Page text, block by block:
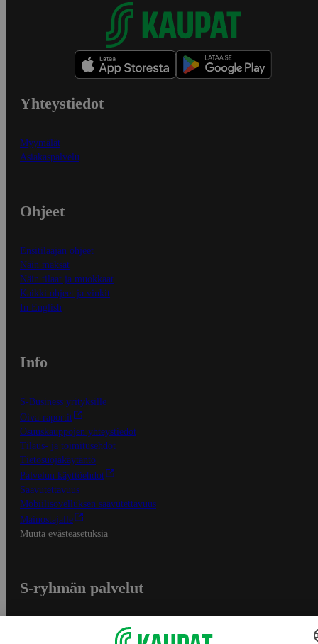
Yhteystiedot
Myymälät
Asiakaspalvelu
Ohjeet
Ensitilaajan ohjeet
Näin maksat
Näin tilaat ja muokkaat
Kaikki ohjeet ja vinkit
In English
Info
S-Business yrityksille
Oiva-raportit
Osuuskauppojen yhteystiedot
Tilaus- ja toimitusehdot
Tietosuojakäytäntö
Palvelun käyttöehdot
Saavutettavuus
Mobiilisovelluksen saavutettavuus
Mainostajalle
Muuta evästeasetuksia
S-ryhmän palvelut